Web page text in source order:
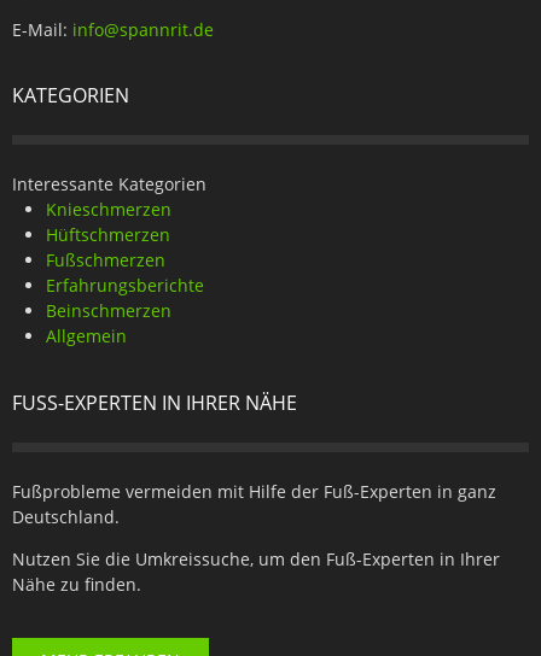
E-Mail: info@spannrit.de
KATEGORIEN
Interessante Kategorien
Knieschmerzen
Hüftschmerzen
Fußschmerzen
Erfahrungsberichte
Beinschmerzen
Allgemein
FUSS-EXPERTEN IN IHRER NÄHE
Fußprobleme vermeiden mit Hilfe der Fuß-Experten in ganz
Deutschland.
Nutzen Sie die Umkreissuche, um den Fuß-Experten in Ihrer
Nähe zu finden.